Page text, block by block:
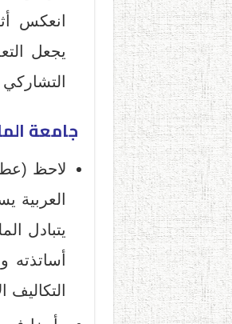
يجعل
التشاركي
جامعة
العربية
يتبادل
التكاليف